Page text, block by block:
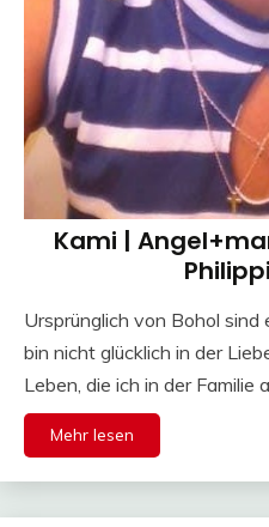
Kami |
Ursprünglich von Bohol
bin nicht glücklich in der
Leben, die ich in der Familie au
Mehr lesen